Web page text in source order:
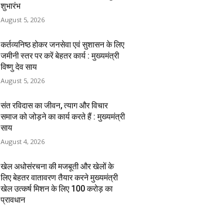
शुभारंभ
August 5, 2026
कर्तव्यनिष्ठ होकर जनसेवा एवं सुशासन के लिए
जमीनी स्तर पर करें बेहतर कार्य : मुख्यमंत्री
विष्णु देव साय
August 5, 2026
संत रविदास का जीवन, त्याग और विचार
समाज को जोड़ने का कार्य करते हैं : मुख्यमंत्री
साय
August 4, 2026
खेल अधोसंरचना की मजबूती और खेलों के
लिए बेहतर वातावरण तैयार करने मुख्यमंत्री
खेल उत्कर्ष मिशन के लिए 100 करोड़ का
प्रावधान